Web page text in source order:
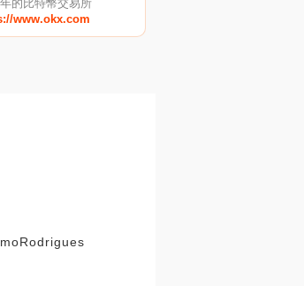
的比特幣交易所
www.okx.com